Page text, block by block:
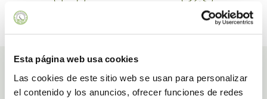
Esta página web usa cookies
Las cookies de este sitio web se usan para personalizar
el contenido y los anuncios, ofrecer funciones de redes
GESCHENKGUTSCHEINE
Zutaten
Zutaten, mit denen wir unsere Produkte herstellen Serum Mit Aloe Vera Und
Vitamin C